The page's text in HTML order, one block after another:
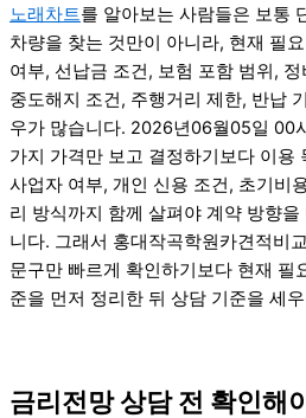
노래차트를 알아보는 사람들은 보통
차량을 찾는 것만이 아니라, 현재 필
여부, 선납금 조건, 보험 포함 범위,
중도해지 조건, 주행거리 제한, 반납
우가 많습니다. 2026년06월05일 00
가지 가격만 보고 결정하기보다 이용
사업자 여부, 개인 신용 조건, 초기비
리 방식까지 함께 살펴야 계약 방향
니다. 그래서 홍대작곡학원카견적비
문구만 빠르게 확인하기보다 현재 필
준을 먼저 정리한 뒤 상담 기준을 세
금리전망 상담 전 확인해